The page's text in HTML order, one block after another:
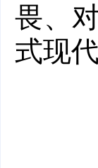
畏、
式现